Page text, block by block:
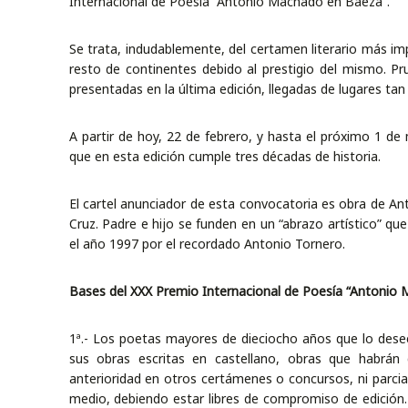
Se trata, indudablemente, del certamen literario más
resto de continentes debido al prestigio del mismo.
presentadas en la última edición, llegadas de lugares
A partir de hoy, 22 de febrero, y hasta el próximo 1
que en esta edición cumple tres décadas de historia.
El cartel anunciador de esta convocatoria es obra de
Cruz. Padre e hijo se funden en un “abrazo artístico”
el año 1997 por el recordado Antonio Tornero.
Bases del XXX Premio Internacional de Poesía “Antonio
1ª.- Los poetas mayores de dieciocho años que lo
sus obras escritas en castellano, obras que
anterioridad en otros certámenes o concursos, ni
medio, debiendo estar libres de compromiso de